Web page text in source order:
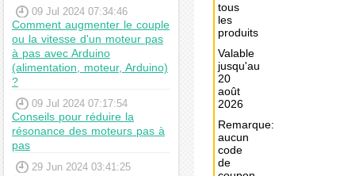
09 Jul 2024 07:34:46
Comment augmenter le couple
ou la vitesse d'un moteur pas
à pas avec Arduino
(alimentation, moteur, Arduino)
?
09 Jul 2024 07:17:54
Conseils pour réduire la
résonance des moteurs pas à
pas
29 Jun 2024 03:41:25
tous
les
produits
Valable
jusqu'au
20
août
2026
Remarque:
aucun
code
de